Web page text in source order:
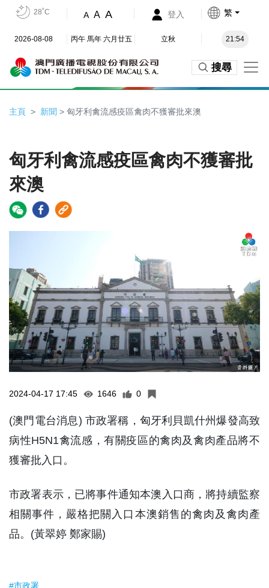
28˚C A A A 登入 繁
2026-08-08 丙午 馬年 六月廿五 立秋 21:54
搜尋
主頁 新聞 > 匈牙利禽流感疫區禽肉不獲審批來澳
匈牙利禽流感疫區禽肉不獲審批
來澳
2024-04-17 17:45 1646 0
(澳門電台消息) 市政署稱，匈牙利貝凱什州爆發高致
病性H5N1禽流感，有關疫區的禽肉及禽肉產品將不
獲審批入口。
市政署表示，已將事件通知本澳入口商，將持續監察
相關事件，嚴格把關入口本澳銷售的禽肉及禽肉產
品。(黃翠婷 鄭家賜)
#市政署